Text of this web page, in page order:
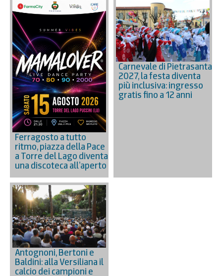
Ferragosto a tutto
ritmo, piazza della Pace
a Torre del Lago diventa
una discoteca all’aperto
Carnevale di Pietrasanta
2027, la festa diventa
più inclusiva: ingresso
gratis fino a 12 anni
Antognoni, Bertoni e
Baldini: alla Versiliana il
calcio dei campioni e